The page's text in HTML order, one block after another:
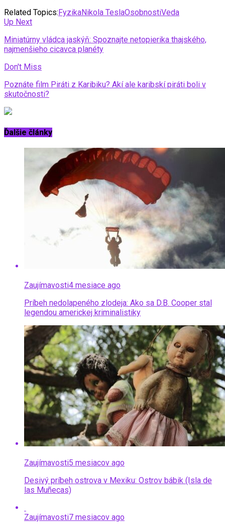
Related Topics:FyzikaNikola TeslaOsobnostiVeda
Up Next
Miniatúrny vládca jaskýň: Spoznajte netopierika thajského,
najmenšieho cicavca planéty
Don't Miss
Poznáte film Piráti z Karibiku? Akí ale karibskí piráti boli v
skutočnosti?
Ďalšie články
Zaujímavosti4 mesiace ago
Príbeh nedolapeného zlodeja: Ako sa D.B. Cooper stal
legendou americkej kriminalistiky
Zaujímavosti5 mesiacov ago
Desivý príbeh ostrova v Mexiku: Ostrov bábik (Isla de
las Muñecas)
Zaujímavosti7 mesiacov ago